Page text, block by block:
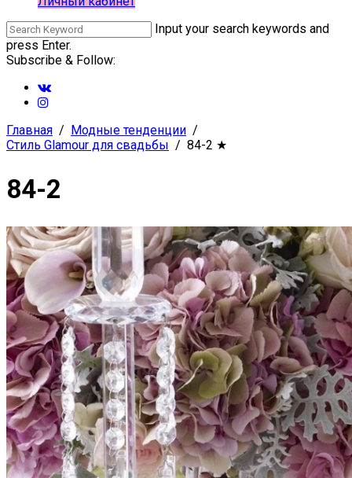
Input your search keywords and
press Enter.
Subscribe & Follow:
Главная
Модные тенденции
Стиль Glamour для свадьбы
84-2 ★
84-2